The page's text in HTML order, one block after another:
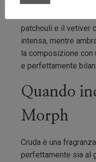
patchouli e il vetiver
intensa, mentre
la composizione con
e perfettamente
Quando
Morph
Cruda è una
perfettamente sia al